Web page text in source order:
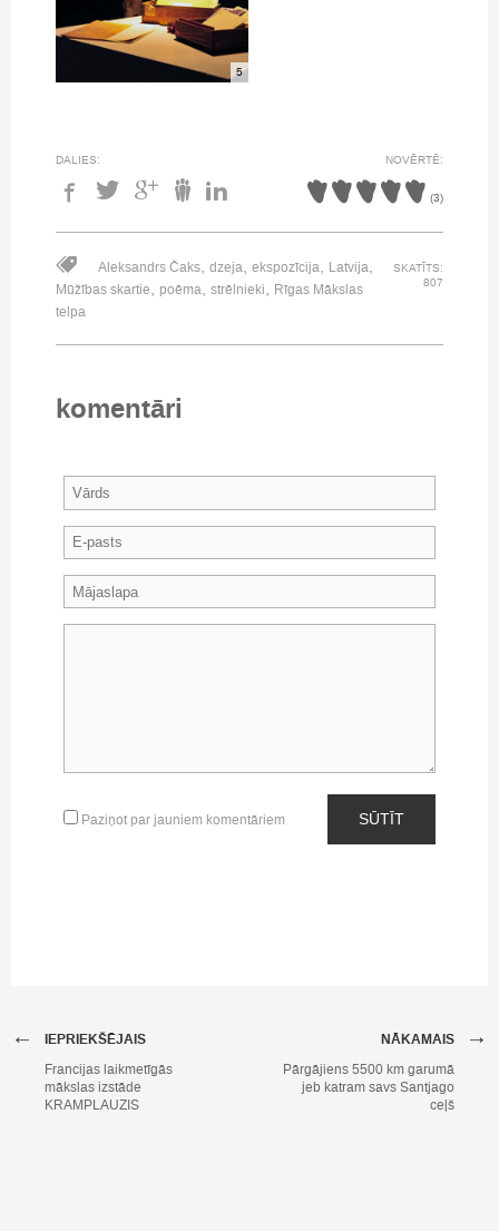
5
DALIES: NOVĒRTĒ:
(3)
Aleksandrs Čaks, dzeja, ekspozīcija, Latvija,
Mūžības skartie, poēma, strēlnieki, Rīgas Mākslas
telpa
SKATĪTS:
807
komentāri
Paziņot par jauniem komentāriem SŪTĪT
IEPRIEKŠĒJAIS
←
Francijas laikmetīgās
mākslas izstāde
KRAMPLAUZIS
NĀKAMAIS →
Pārgājiens 5500 km garumā
jeb katram savs Santjago
ceļš